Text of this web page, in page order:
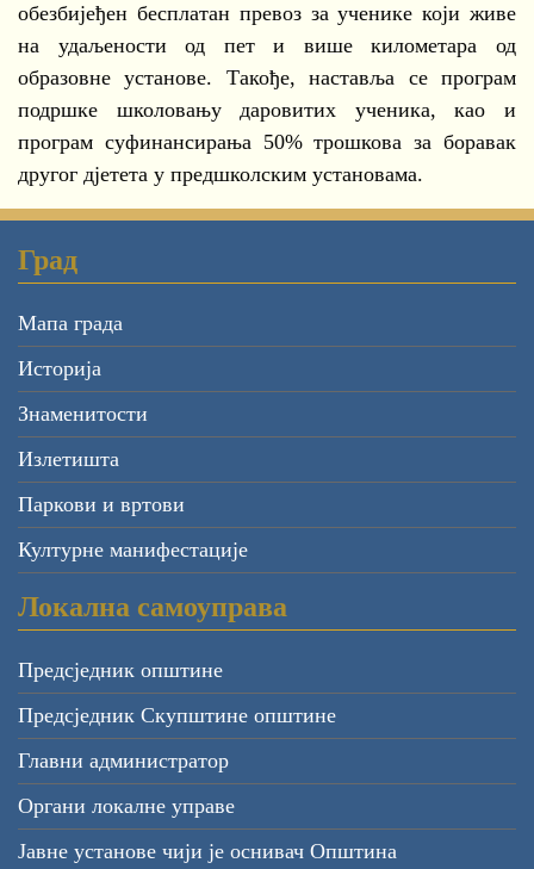
обезбијеђен бесплатан превоз за ученике који живе
на удаљености од пет и више километара од
образовне установе. Такође, наставља се програм
подршке школовању даровитих ученика, као и
програм суфинансирања 50% трошкова за боравак
другог дјетета у предшколским установама.
Град
Мапа града
Историја
Знаменитости
Излетишта
Паркови и вртови
Културне манифестације
Локална самоуправа
Предсједник општине
Предсједник Скупштине општине
Главни администратор
Органи локалне управе
Јавне установе чији је оснивач Општина